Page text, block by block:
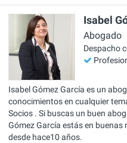
Isabel
Abogado
Despacho
Isabel Gómez García es un
conocimientos en cualquier
Socios . Si buscas un buen
Gómez García estás en
desde hace10 años.